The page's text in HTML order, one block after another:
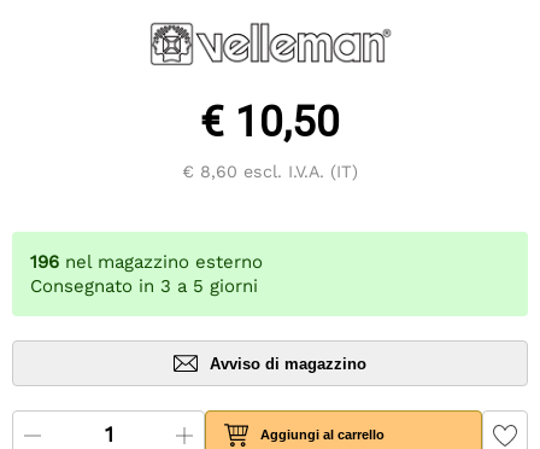
€ 10,50
€ 8,60 escl. I.V.A. (IT)
196 nel magazzino esterno
Consegnato in 3 a 5 giorni
Avviso di magazzino
Aggiungi al carrello